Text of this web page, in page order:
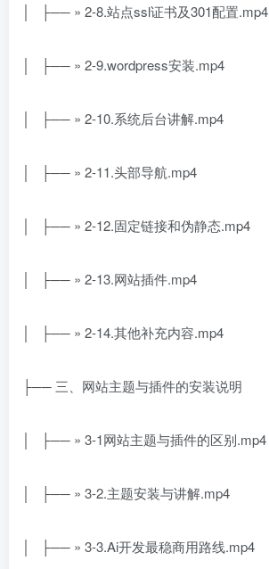
│ ├── » 2-8.站点ssl证书及301配置.mp4
│ ├── » 2-9.wordpress安装.mp4
│ ├── » 2-10.系统后台讲解.mp4
│ ├── » 2-11.头部导航.mp4
│ ├── » 2-12.固定链接和伪静态.mp4
│ ├── » 2-13.网站插件.mp4
│ ├── » 2-14.其他补充内容.mp4
├── 三、网站主题与插件的安装说明
│ ├── » 3-1网站主题与插件的区别.mp4
│ ├── » 3-2.主题安装与讲解.mp4
│ ├── » 3-3.Ai开发最稳商用路线.mp4